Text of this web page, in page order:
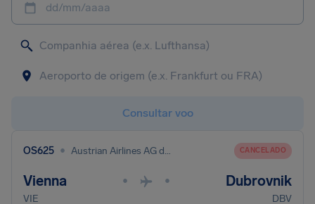
dd/mm/aaaa
Consultar voo
OS625 • Austrian Airlines AG dba Austrian CANCELADO
Vienna • • Dubrovnik
VIE DBV